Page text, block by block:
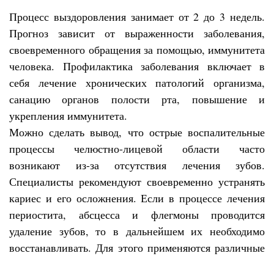
Процесс выздоровления занимает от 2 до 3 недель.
Прогноз зависит от выраженности заболевания,
своевременного обращения за помощью, иммунитета
человека. Профилактика заболевания включает в
себя лечение хронических патологий организма,
санацию органов полости рта, повышение и
укрепления иммунитета.
Можно сделать вывод, что острые воспалительные
процессы челюстно-лицевой области часто
возникают из-за отсутствия лечения зубов.
Специалисты рекомендуют своевременно устранять
кариес и его осложнения. Если в процессе лечения
периостита, абсцесса и флегмоны проводится
удаление зубов, то в дальнейшем их необходимо
восстанавливать. Для этого применяются различные